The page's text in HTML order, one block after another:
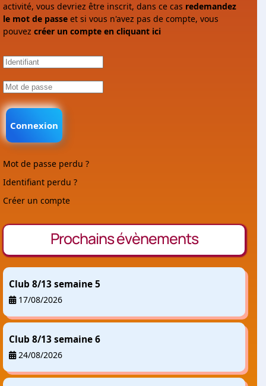
activité, vous devriez être inscrit, dans ce cas redemandez
le mot de passe et si vous n'avez pas de compte, vous
pouvez créer un compte en cliquant ici
Connexion
Mot de passe perdu ?
Identifiant perdu ?
Créer un compte
Prochains évènements
Club 8/13 semaine 5
17/08/2026
Club 8/13 semaine 6
24/08/2026